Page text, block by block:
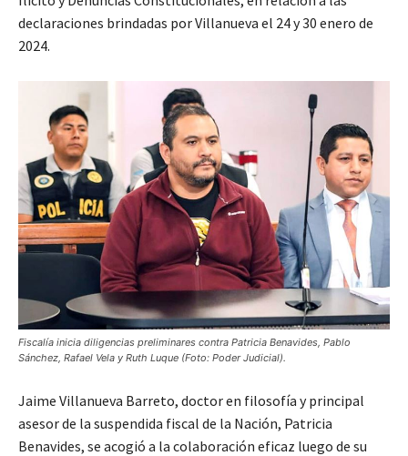
declaraciones brindadas por Villanueva el 24 y 30 enero de
2024.
Fiscalía inicia diligencias preliminares contra Patricia Benavides, Pablo
Sánchez, Rafael Vela y Ruth Luque (Foto: Poder Judicial).
Jaime Villanueva Barreto, doctor en filosofía y principal
asesor de la suspendida fiscal de la Nación, Patricia
Benavides, se acogió a la colaboración eficaz luego de su